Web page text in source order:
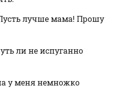
лучше мама! Прошу
ли не испуганно
у меня немножко